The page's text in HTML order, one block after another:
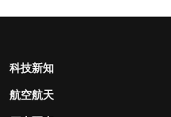
科技新知
航空航天